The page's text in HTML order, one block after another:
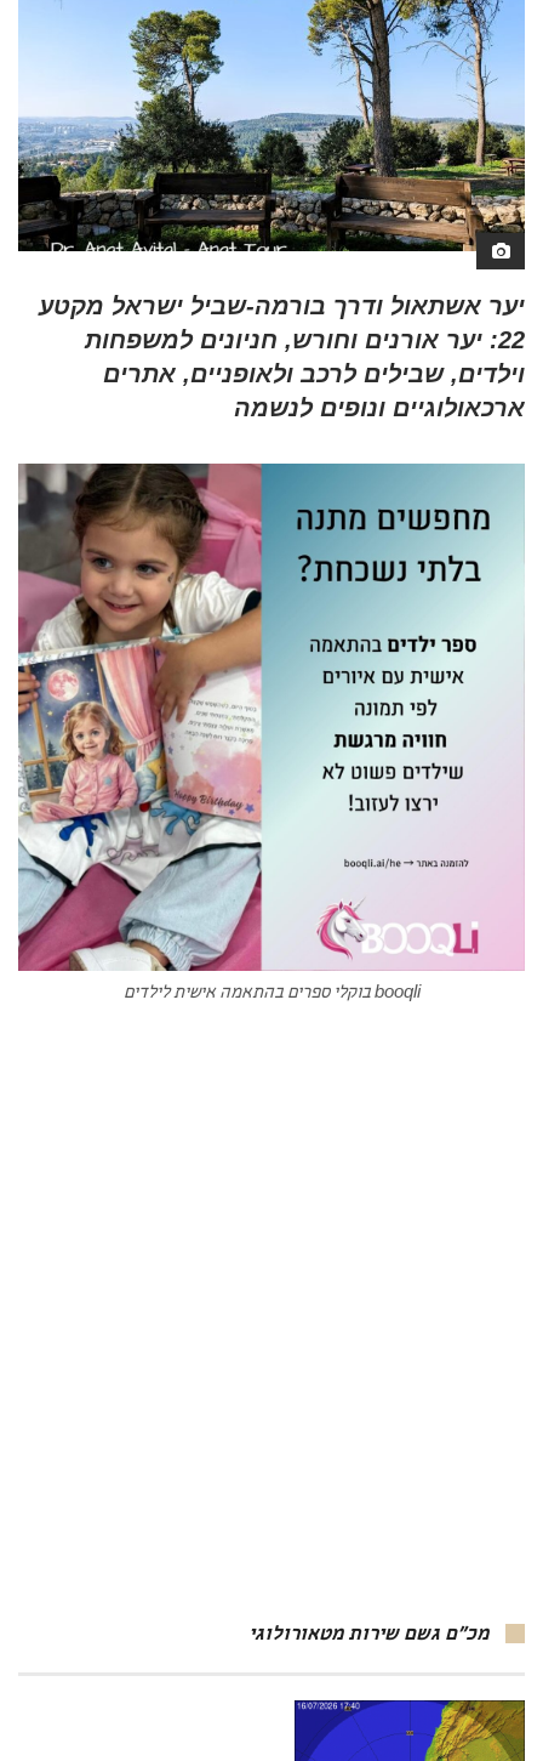
יער אשתאול ודרך בורמה-שביל ישראל מקטע
22: יער אורנים וחורש, חניונים למשפחות
וילדים, שבילים לרכב ולאופניים, אתרים
ארכאולוגיים ונופים לנשמה
booqli בוקלי ספרים בהתאמה אישית לילדים
מכ"ם גשם שירות מטאורולוגי